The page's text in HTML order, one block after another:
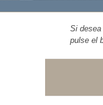
Si
pulse el